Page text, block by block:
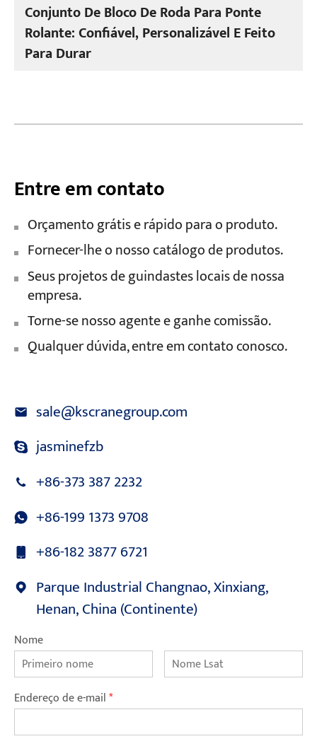
Conjunto De Bloco De Roda Para Ponte
Rolante: Confiável, Personalizável E Feito
Para Durar
Entre em contato
Orçamento grátis e rápido para o produto.
Fornecer-lhe o nosso catálogo de produtos.
Seus projetos de guindastes locais de nossa
empresa.
Torne-se nosso agente e ganhe comissão.
Qualquer dúvida, entre em contato conosco.
sale@kscranegroup.com
jasminefzb
+86-373 387 2232
+86-199 1373 9708
+86-182 3877 6721
Parque Industrial Changnao, Xinxiang,
Henan, China (Continente)
Nome
Endereço de e-mail*